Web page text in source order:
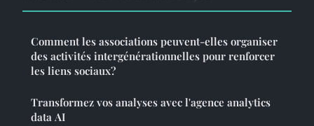
Comment les associations peuvent-elles organiser
des activités intergénérationnelles pour renforcer
les liens sociaux?
Transformez vos analyses avec l'agence analytics
data AI